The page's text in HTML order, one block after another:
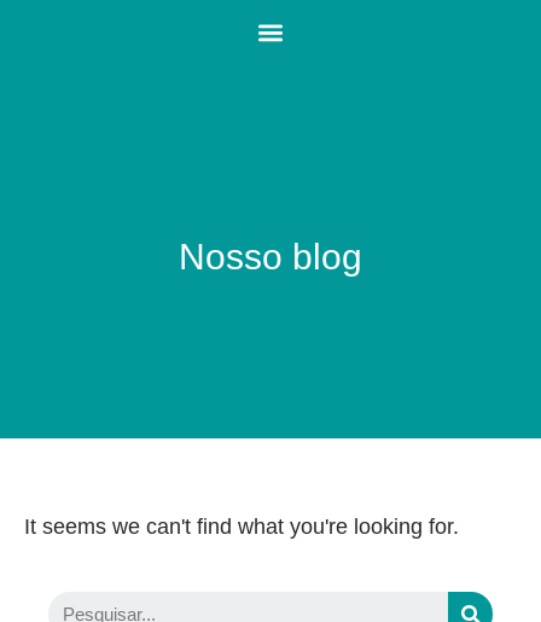
Nosso blog
It seems we can't find what you're looking for.